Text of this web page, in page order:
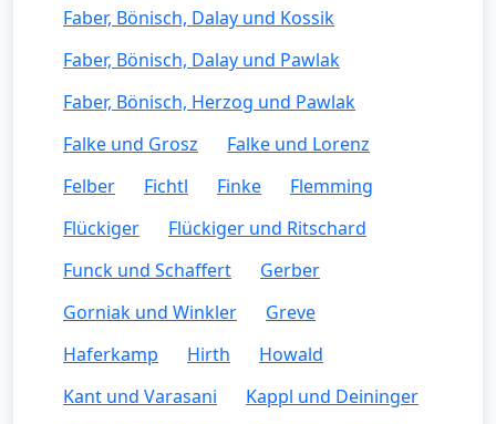
Faber, Bönisch, Dalay und Kossik
Faber, Bönisch, Dalay und Pawlak
Faber, Bönisch, Herzog und Pawlak
Falke und Grosz
Falke und Lorenz
Felber
Fichtl Finke
Flemming
Flückiger
Flückiger und Ritschard
Funck und Schaffert
Gerber
Gorniak und Winkler
Greve
Haferkamp
Hirth
Howald
Kant und Varasani
Kappl und Deininger